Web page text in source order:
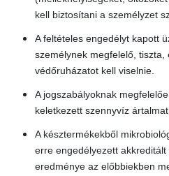
kell biztosítani a személyzet
A feltételes engedélyt kapott
személynek megfelelő, tiszta,
védőruházatot kell viselnie.
A jogszabályoknak
keletkezett szennyvíz
A késztermékekből
erre engedélyezett
eredménye az előbbiekben